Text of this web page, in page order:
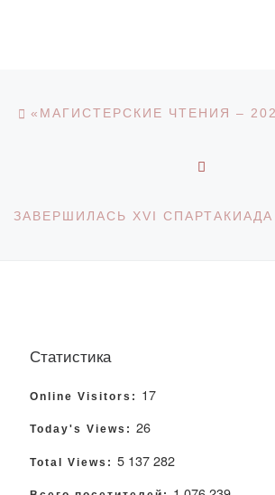
Навигация по
«МАГИСТЕРСКИЕ ЧТЕНИЯ –
Статистика
Online Visitors: 17
Today's Views: 26
Total Views: 5 137 282